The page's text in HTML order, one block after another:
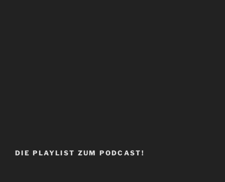
DIE PLAYLIST ZUM PODCAST!